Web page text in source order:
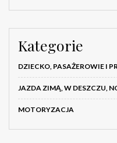
Kategorie
DZIECKO, PASAŻEROWIE I
JAZDA ZIMĄ, W DESZCZU,
MOTORYZACJA